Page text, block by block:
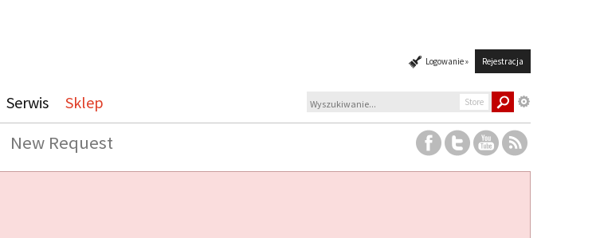
Logowanie » Rejestracja
Serwis Sklep Store
New Request